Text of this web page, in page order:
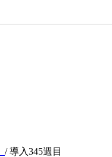
/ 導入345週目